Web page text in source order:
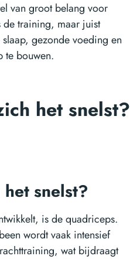
van groot belang voor
training, maar juist
gezonde voeding en
te bouwen.
het snelst?
snelst?
is de quadriceps.
wordt vaak intensief
wat bijdraagt